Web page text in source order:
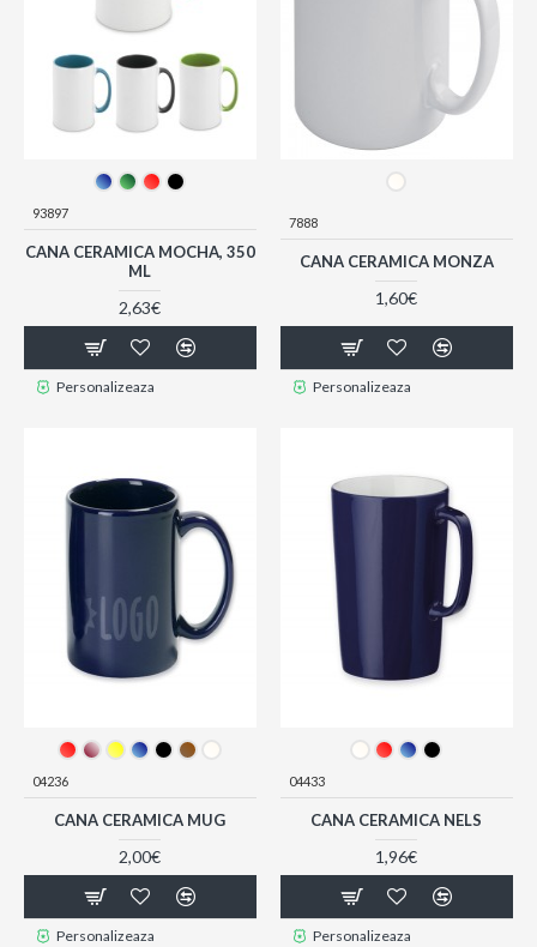
93897
CANA CERAMICA MOCHA, 350
ML
2,63€
Personalizeaza
7888
CANA CERAMICA MONZA
1,60€
Personalizeaza
04236
CANA CERAMICA MUG
2,00€
Personalizeaza
04433
CANA CERAMICA NELS
1,96€
Personalizeaza